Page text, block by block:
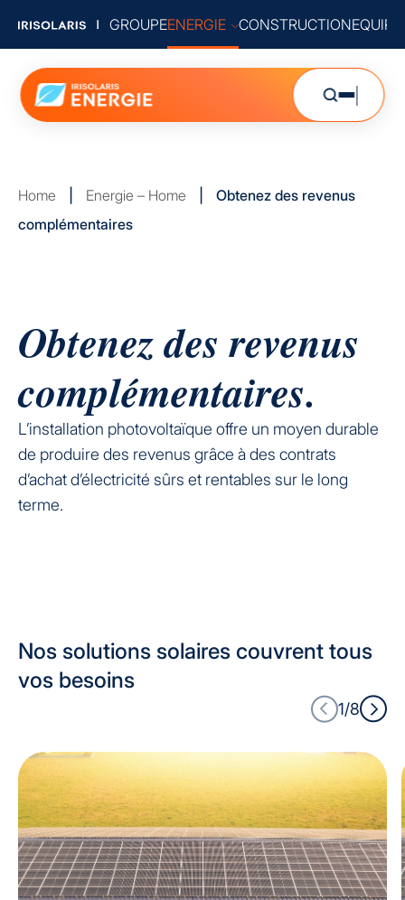
GROUPEENERGIE CONSTRUCTION
Home Energie – Home
Obtenez des revenus
complémentaires
Obtenez des revenus
complémentaires.
L’installation photovoltaïque offre un moyen durable
de produire des revenus grâce à des contrats
d’achat d’électricité sûrs et rentables sur le long
terme.
Nos solutions solaires couvrent tous
vos besoins
1/8